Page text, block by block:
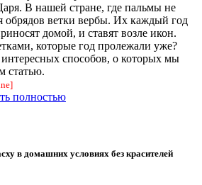
В нашей стране, где пальмы не
обрядов ветки вербы. Их каждый год
домой, и ставят возле икон.
которые год пролежали уже?
интересных способов, о которых мы
статью.
полностью
в домашних условиях без красителей